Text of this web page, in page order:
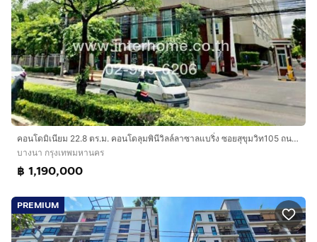
คอนโดมิเนียม 22.8 ตร.ม. คอนโดลุมพินีวิลล์ลาซาลแบริ่ง ซอยสุขุมวิท105 ถนนสุขุมวิท เขตบางนา กรุงเทพมหานคร
บางนา กรุงเทพมหานคร
฿ 1,190,000
PREMIUM